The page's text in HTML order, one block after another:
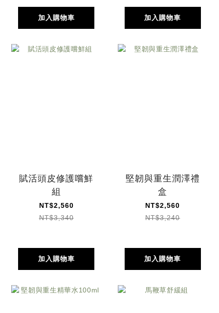
加入購物車 加入購物車
賦活頭皮修護嚐鮮
組
NT$2,560
NT$3,340
加入購物車
堅韌與重生潤澤禮
盒
NT$2,560
NT$3,240
加入購物車